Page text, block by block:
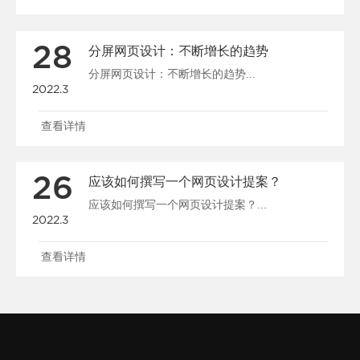
28
2022.3
分屏网页设计：不断增长的趋势
分屏网页设计：不断增长的趋势...
查看详情
26
2022.3
应该如何撰写一个网页设计提案？
应该如何撰写一个网页设计提案？...
查看详情